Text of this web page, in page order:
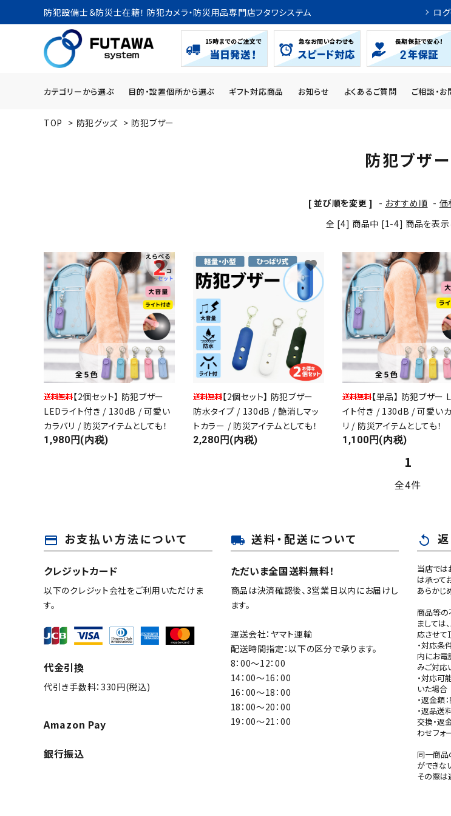
防犯設備士＆防災士在籍！ 防犯カメラ・防災用品専門店フタワシステム ロ
カテゴリーから選ぶ 目的・設置個所から選ぶ ギフト対応商品 お知らせ よくあるご質問 ご相談・
カテゴリーから探す
目的・設置場所から選ぶ
ギフト対応品
お知らせ
ご相談・お問い合わせ
決済・送料について
9:00～17:00（休 -日祝）
TOP > 防犯グッズ > 防犯ブザー
防犯ブザー
[ 並び順を変更 ] - おすすめ順 - 価
全 [4] 商品中 [1-4] 商品を表示
【2個セット】 防犯ブザー
LEDライト付き / 130dB / 可愛い
カラバリ / 防災アイテムとしても！
1,980円(内税)
favorite
【2個セット】 防犯ブザー
防水タイプ / 130dB / 艶消しマッ
トカラー / 防災アイテムとしても！
2,280円(内税)
favorite
【単品】 防犯ブザー
イト付き / 130dB / 可愛い
リ / 防災アイテムとしても！
1,100円(内税)
1
全4件
キーワード
検索する
payment お支払い方法について
クレジットカード
以下のクレジット会社をご利用いただけま
す。
代金引換
代引き手数料：330円(税込)
Amazon Pay
銀行振込
local_shipping 送料・配送について
ただいま全国送料無料！
商品は決済確認後、3営業日以内にお届けし
ます。
運送会社：ヤマト運輸
配送時間指定：以下の区分で承ります。
8：00～12：00
14：00～16：00
16：00～18：00
18：00～20：00
19：00～21：00
replay
当店では
は承って
あらかじ
商品等の
ましては
応させて
・対応条
内にお電
みご対応
・対応可
いた場合
・返金額
・返品送
交換・返
わせフォ
同一商品
ができな
その際は